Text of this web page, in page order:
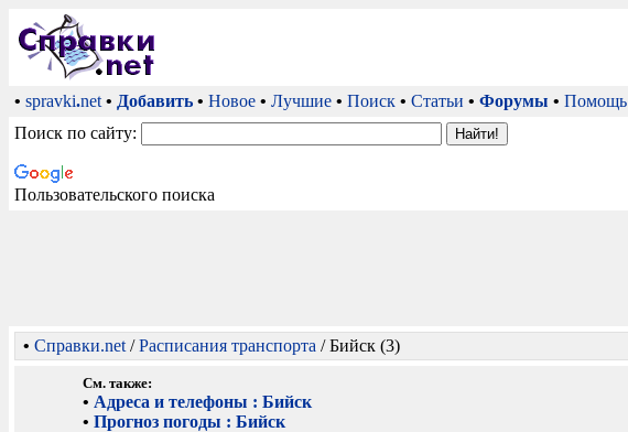
• spravki.net • Добавить • Новое • Лучшие • Поиск • Статьи • Форумы • Помощь
Поиск по сайту:
Пользовательского поиска
• Справки.net /Расписания транспорта / Бийск (3)
См. также:
• Адреса и телефоны : Бийск
• Прогноз погоды : Бийск